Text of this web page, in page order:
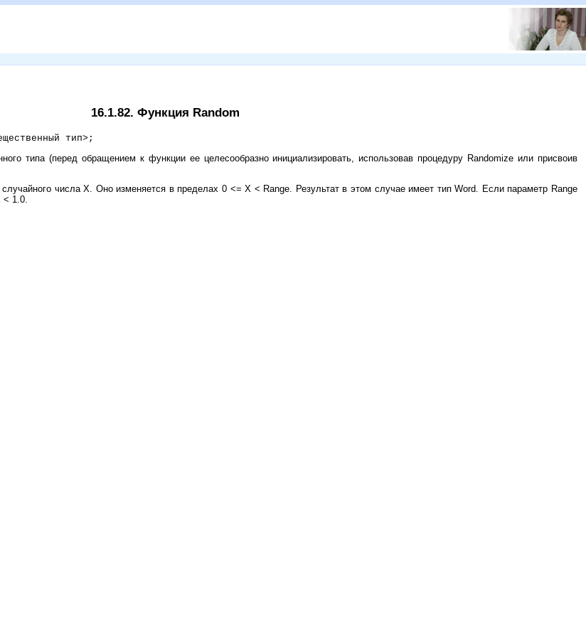
16.1.82. Функция Random
тип>;
типа (перед обращением к функции ее целесообразно инициализировать, использовав процедуру Randomize или присвоив
числа X. Оно изменяется в пределах 0 <= X < Range. Результат в этом случае имеет тип Word. Если параметр Range
< 1.0.